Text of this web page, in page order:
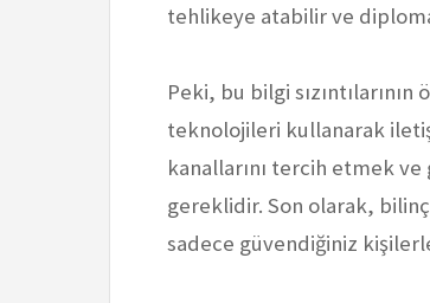
tehlikeye atabilir ve
Peki, bu bilgi
teknolojileri kullanarak
kanallarını tercih etmek
gereklidir. Son olarak,
sadece güvendiğiniz